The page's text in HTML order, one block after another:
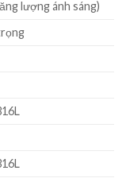
lượng ánh sáng)